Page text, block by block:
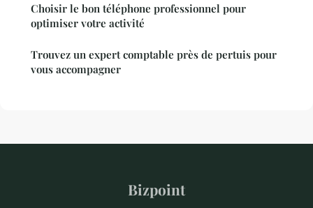
Choisir le bon téléphone professionnel pour
optimiser votre activité
Trouvez un expert comptable près de pertuis pour
vous accompagner
Bizpoint